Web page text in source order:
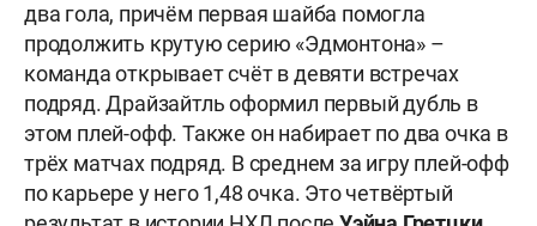
два гола, причём первая шайба помогла
продолжить крутую серию «Эдмонтона» –
команда открывает счёт в девяти встречах
подряд. Драйзайтль оформил первый дубль в
этом плей-офф. Также он набирает по два очка в
трёх матчах подряд. В среднем за игру плей-офф
по карьере у него 1,48 очка. Это четвёртый